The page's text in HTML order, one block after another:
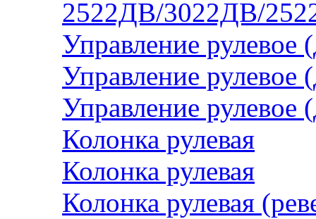
2522ДВ/3022ДВ/
Управление
Управление
Управление
Колонка рулевая
Колонка рулевая
Колонка рулевая